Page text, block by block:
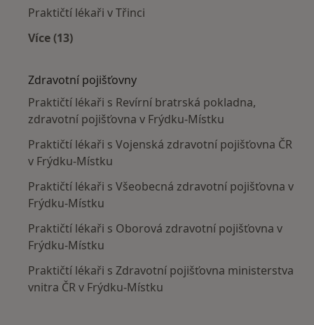
Praktičtí lékaři v Třinci
Více (13)
Zdravotní pojišťovny
Praktičtí lékaři s Revírní bratrská pokladna,
zdravotní pojišťovna v Frýdku-Místku
Praktičtí lékaři s Vojenská zdravotní pojišťovna ČR
v Frýdku-Místku
Praktičtí lékaři s Všeobecná zdravotní pojišťovna v
Frýdku-Místku
Praktičtí lékaři s Oborová zdravotní pojišťovna v
Frýdku-Místku
Praktičtí lékaři s Zdravotní pojišťovna ministerstva
vnitra ČR v Frýdku-Místku